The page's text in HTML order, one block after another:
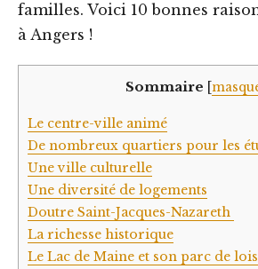
familles. Voici 10 bonnes
à Angers !
Sommaire
Le centre-ville animé
De nombreux quartiers pour les
Une ville culturelle
Une diversité de logements‍
Doutre Saint-Jacques-Nazareth
La richesse historique
Le Lac de Maine et son parc de